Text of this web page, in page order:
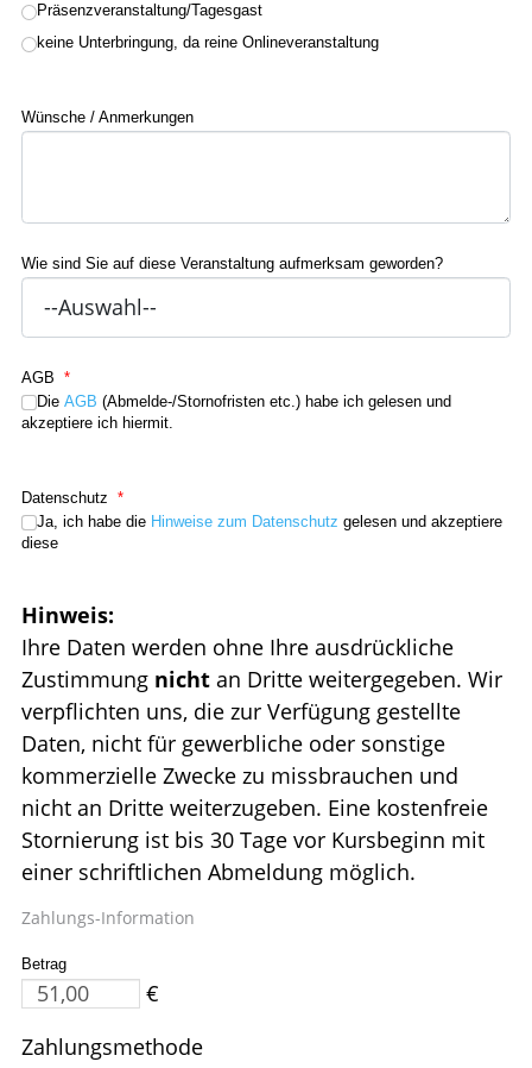
Präsenzveranstaltung/Tagesgast
keine Unterbringung, da reine Onlineveranstaltung
Wünsche / Anmerkungen
Wie sind Sie auf diese Veranstaltung aufmerksam geworden?
AGB *
Die AGB (Abmelde-/Stornofristen etc.) habe ich gelesen und
akzeptiere ich hiermit.
Datenschutz *
Ja, ich habe die Hinweise zum Datenschutz gelesen und akzeptiere
diese
Hinweis:
Ihre Daten werden ohne Ihre ausdrückliche
Zustimmung nicht an Dritte weitergegeben. Wir
verpflichten uns, die zur Verfügung gestellte
Daten, nicht für gewerbliche oder sonstige
kommerzielle Zwecke zu missbrauchen und
nicht an Dritte weiterzugeben. Eine kostenfreie
Stornierung ist bis 30 Tage vor Kursbeginn mit
einer schriftlichen Abmeldung möglich.
Zahlungs-Information
Betrag
€
Zahlungsmethode